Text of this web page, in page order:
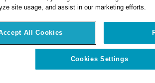
site usage, and assist in our marketing efforts.
All Cookies
Cookies Settings